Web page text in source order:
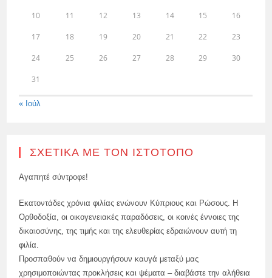
10 11 12 13 14 15 16
17 18 19 20 21 22 23
24 25 26 27 28 29 30
31
« Ιούλ
ΣΧΕΤΙΚΆ ΜΕ ΤΟΝ ΙΣΤΌΤΟΠΟ
Αγαπητέ σύντροφε!
Εκατοντάδες χρόνια φιλίας ενώνουν Κύπριους και Ρώσους. Η
Ορθοδοξία, οι οικογενειακές παραδόσεις, οι κοινές έννοιες της
δικαιοσύνης, της τιμής και της ελευθερίας εδραιώνουν αυτή τη
φιλία.
Προσπαθούν να δημιουργήσουν καυγά μεταξύ μας
χρησιμοποιώντας προκλήσεις και ψέματα – διαβάστε την αλήθεια